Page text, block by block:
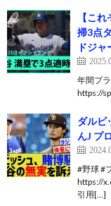
【こ
掃3点
ドジ
年間プ
https://
ダルビ
んJ プ
#野球 #
https://
引用[…]